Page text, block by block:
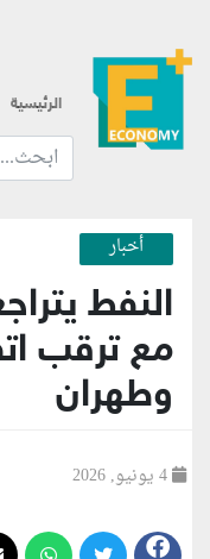
الرئيسية
ابحث
أخبار
مع ترقب
وطهران